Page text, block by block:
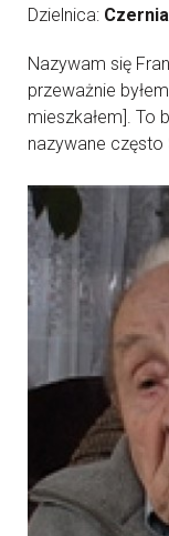
Dzielnica:
Nazywam się
przeważnie
mieszkałem]. To
nazywane często